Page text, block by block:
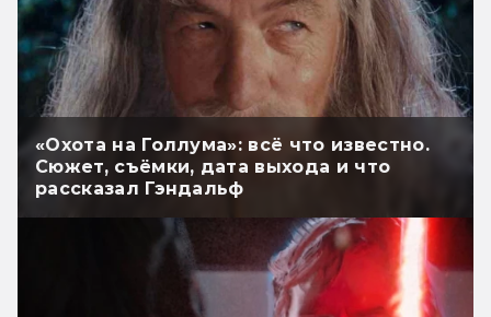
«Охота на Голлума»: всё что известно.
Сюжет, съёмки, дата выхода и что
рассказал Гэндальф